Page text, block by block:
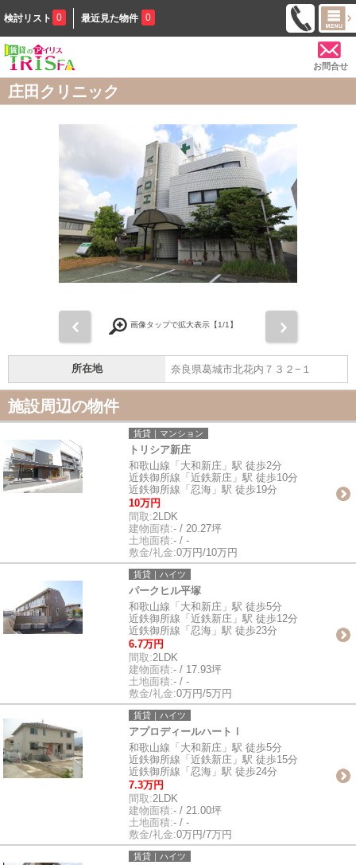
検討リスト 0 最近見た物件 0
お問合せ
庄田クリニック
画像タップで拡大表示【1/1】
所在地 奈良県葛城市北花内７３２−１
施設周辺の物件
賃貸｜マンション
トリシア新庄
和歌山線「大和新庄」駅 徒歩2分
近鉄御所線「近鉄新庄」駅 徒歩10分
近鉄御所線「忍海」駅 徒歩19分
10万円
間取:2LDK
建物面積:- / 20.27坪
土地面積:- / -
敷金/礼金:0万円/10万円
賃貸｜ハイツ
パークヒル平塚
和歌山線「大和新庄」駅 徒歩5分
近鉄御所線「近鉄新庄」駅 徒歩12分
近鉄御所線「忍海」駅 徒歩23分
6.7万円
間取:2LDK
建物面積:- / 17.93坪
土地面積:- / -
敷金/礼金:0万円/5万円
賃貸｜ハイツ
アプロディールハートⅠ
和歌山線「大和新庄」駅 徒歩5分
近鉄御所線「近鉄新庄」駅 徒歩15分
近鉄御所線「忍海」駅 徒歩24分
7.3万円
間取:2LDK
建物面積:- / 21.00坪
土地面積:- / -
敷金/礼金:0万円/7万円
賃貸｜ハイツ